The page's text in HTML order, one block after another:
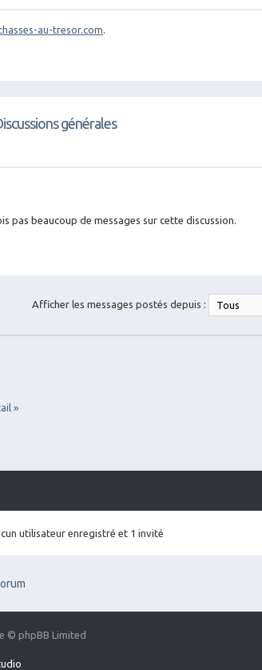
au-tresor.com.
générales
pas beaucoup de messages sur cette discussion.
Afficher les messages postés depuis :
»
utilisateur enregistré et 1 invité
© phpBB Limited